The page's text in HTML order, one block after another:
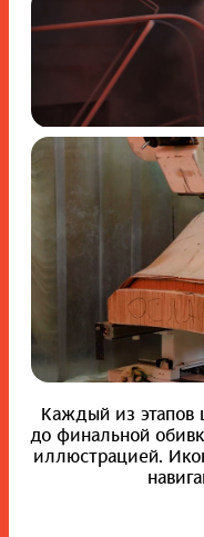
Каждый из этапов
до финальной
иллюстрацией.